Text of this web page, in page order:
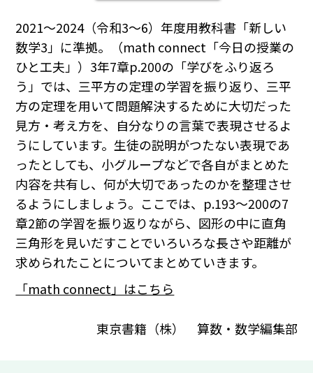
2021～2024（令和3～6）年度用教科書「新しい
数学3」に準拠。（math connect「今日の授業の
ひと工夫」）3年7章p.200の「学びをふり返ろ
う」では、三平方の定理の学習を振り返り、三平
方の定理を用いて問題解決するために大切だった
見方・考え方を、自分なりの言葉で表現させるよ
うにしています。生徒の説明がつたない表現であ
ったとしても、小グループなどで各自がまとめた
内容を共有し、何が大切であったのかを整理させ
るようにしましょう。ここでは、p.193～200の7
章2節の学習を振り返りながら、図形の中に直角
三角形を見いだすことでいろいろな長さや距離が
求められたことについてまとめていきます。
「math connect」はこちら
東京書籍（株） 算数・数学編集部